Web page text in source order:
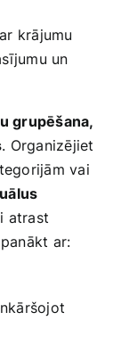
krājumu
un⁤
grupēšana,
. Organizējiet
vai
atrast
ar:‌